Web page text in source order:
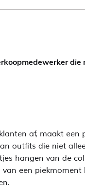
af, maakt een
outfits die niet
hangen van de
een